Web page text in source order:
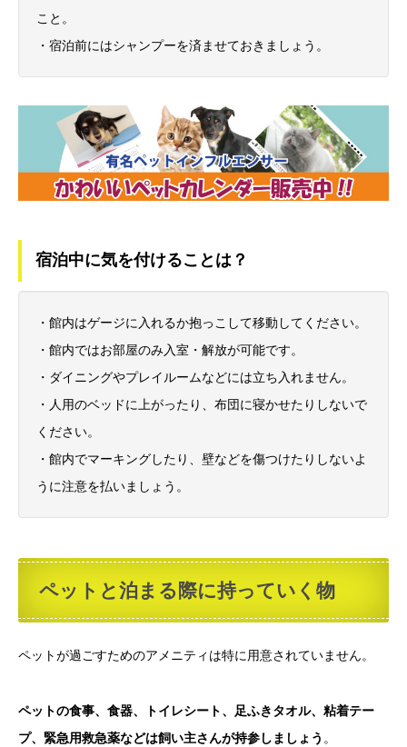
こと。
・宿泊前にはシャンプーを済ませておきましょう。
宿泊中に気を付けることは？
・館内はゲージに入れるか抱っこして移動してください。
・館内ではお部屋のみ入室・解放が可能です。
・ダイニングやプレイルームなどには立ち入れません。
・人用のベッドに上がったり、布団に寝かせたりしないで
ください。
・館内でマーキングしたり、壁などを傷つけたりしないよ
うに注意を払いましょう。
ペットと泊まる際に持っていく物
ペットが過ごすためのアメニティは特に用意されていません。
ペットの食事、食器、トイレシート、足ふきタオル、粘着テー
プ、緊急用救急薬などは飼い主さんが持参しましょう 。